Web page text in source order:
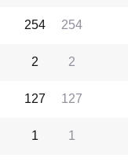
254
254
2
2
127
127
1
1